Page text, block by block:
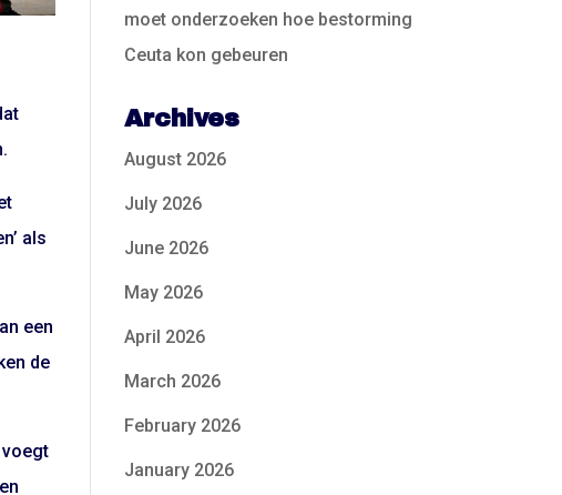
als
een
de
moet onderzoeken hoe bestorming
Ceuta kon gebeuren
Archives
August 2026
July 2026
June 2026
May 2026
April 2026
March 2026
February 2026
January 2026